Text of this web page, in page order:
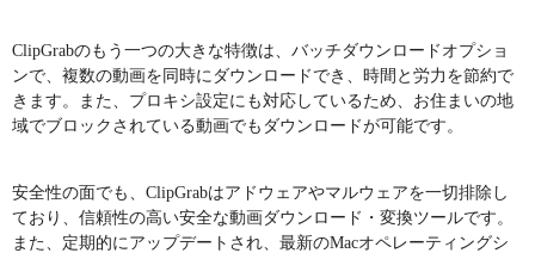
ClipGrabのもう一つの大きな特徴は、バッチダウンロードオプショ
ンで、複数の動画を同時にダウンロードでき、時間と労力を節約で
きます。また、プロキシ設定にも対応しているため、お住まいの地
域でブロックされている動画でもダウンロードが可能です。
安全性の面でも、ClipGrabはアドウェアやマルウェアを一切排除し
ており、信頼性の高い安全な動画ダウンロード・変換ツールです。
また、定期的にアップデートされ、最新のMacオペレーティングシ